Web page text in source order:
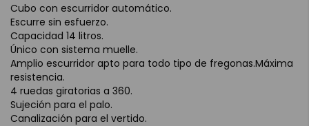
Cubo con escurridor automático.
Escurre sin esfuerzo.
Capacidad 14 litros.
Único con sistema muelle.
Amplio escurridor apto para todo tipo de fregonas.Máxima
resistencia.
4 ruedas giratorias a 360.
Sujeción para el palo.
Canalización para el vertido.